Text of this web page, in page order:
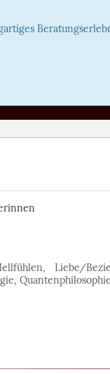
Liebe/
Quantenphilosophie